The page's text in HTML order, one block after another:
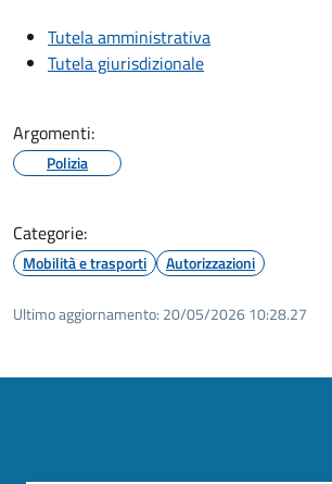
Tutela amministrativa
Tutela giurisdizionale
Argomenti:
Polizia
Categorie:
Mobilità e trasporti Autorizzazioni
Ultimo aggiornamento: 20/05/2026 10:28.27